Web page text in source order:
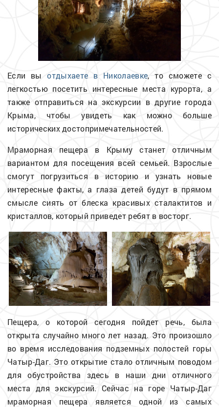
Если выотдыхаете в Николаевке, то сможете с
легкостью посетить интересные места курорта, а
также отправиться на экскурсии в другие города
Крыма, чтобы увидеть как можно больше
исторических достопримечательностей.
Мраморная пещера в Крыму станет отличным
вариантом для посещения всей семьей. Взрослые
смогут погрузиться в историю и узнать новые
интересные факты, а глаза детей будут в прямом
смысле сиять от блеска красивых сталактитов и
кристаллов, который приведет ребят в восторг.
Пещера, о которой сегодня пойдет речь, была
открыта случайно много лет назад. Это произошло
во время исследования подземных полостей горы
Чатыр-Даг. Это открытие стало отличным поводом
для обустройства здесь в наши дни отличного
места для экскурсий. Сейчас на горе Чатыр-Даг
мраморная пещера является одной из самых